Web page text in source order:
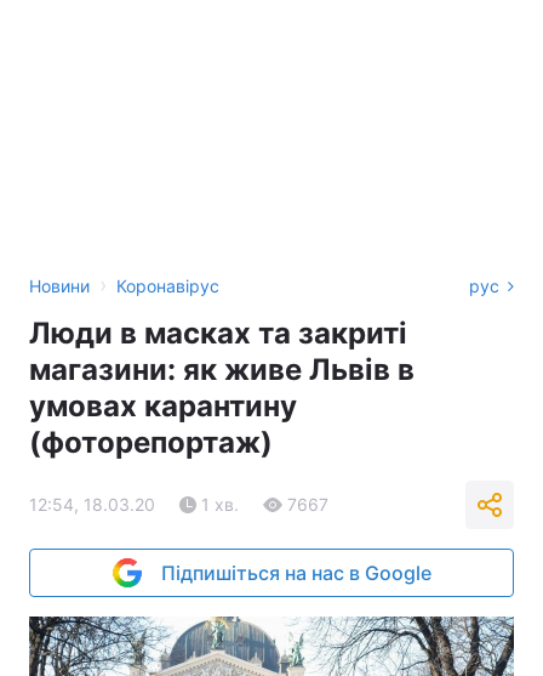
Новини › Коронавірус рус
Люди в масках та закриті
магазини: як живе Львів в
умовах карантину
(фоторепортаж)
12:54, 18.03.20 1 хв. 7667
Підпишіться на нас в Google